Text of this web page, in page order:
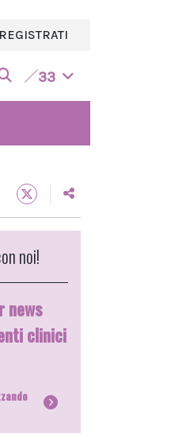
REGISTRATI
33
noi!
news
clinici